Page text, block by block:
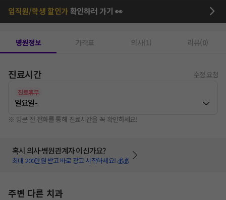
임직원/학생 할인가확인하러 가기 👀
병원정보 가격표 의사(1) 리뷰(0)
진료시간 수정 요청
진료휴무
일요일-
※ 방문 전 전화를 통해 진료시간을 꼭 확인하세요!
혹시 의사·병원관계자 이신가요?
최대 200만원 받고 바로 광고 시작하세요! 💰💰
주변 다른 치과